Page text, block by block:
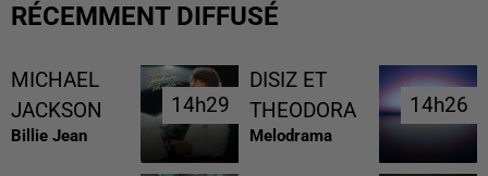
RÉCEMMENT DIFFUSÉ
MICHAEL
JACKSON
Billie Jean
14h29
14h29
DISIZ ET
THEODORA
Melodrama
14h26
14h26